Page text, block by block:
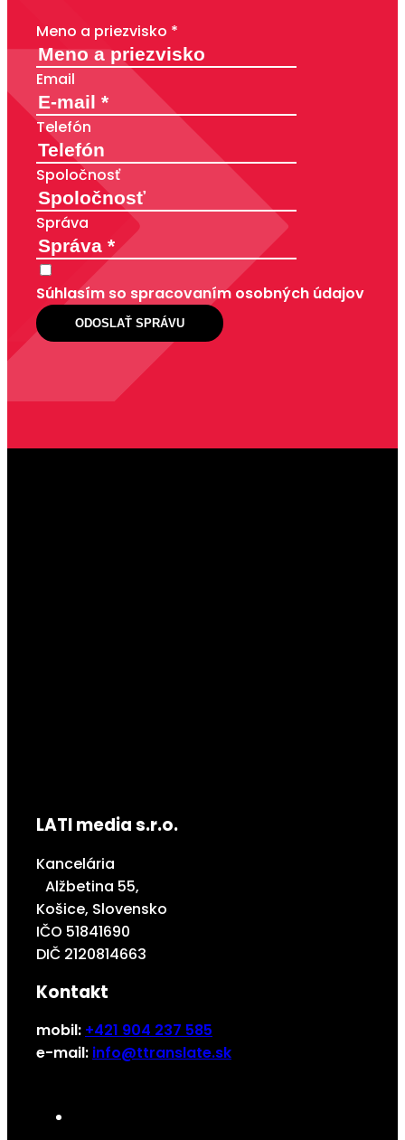
Meno a priezvisko *
Email
Telefón
Spoločnosť
Správa
Súhlasím so spracovaním osobných údajov
ODOSLAŤ SPRÁVU
LATI media s.r.o.
Kancelária
Alžbetina 55,
Košice, Slovensko
IČO 51841690
DIČ 2120814663
Kontakt
mobil: +421 904 237 585
e-mail: info@ttranslate.sk